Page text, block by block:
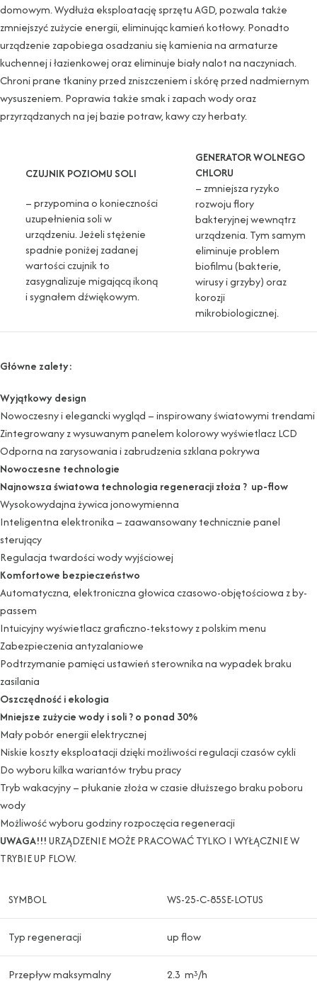
domowym. Wydłuża eksploatację sprzętu AGD, pozwala także
zmniejszyć zużycie energii, eliminując kamień kotłowy. Ponadto
urządzenie zapobiega osadzaniu się kamienia na armaturze
kuchennej i łazienkowej oraz eliminuje biały nalot na naczyniach.
Chroni prane tkaniny przed zniszczeniem i skórę przed nadmiernym
wysuszeniem. Poprawia także smak i zapach wody oraz
przyrządzanych na jej bazie potraw, kawy czy herbaty.
CZUJNIK POZIOMU SOLI
– przypomina o konieczności
uzupełnienia soli w
urządzeniu. Jeżeli stężenie
spadnie poniżej zadanej
wartości czujnik to
zasygnalizuje migającą ikoną
i sygnałem dźwiękowym.
GENERATOR WOLNEGO
CHLORU
– zmniejsza ryzyko
rozwoju flory
bakteryjnej wewnątrz
urządzenia. Tym samym
eliminuje problem
biofilmu (bakterie,
wirusy i grzyby) oraz
korozji
mikrobiologicznej.
Główne zalety:
Wyjątkowy design
Nowoczesny i elegancki wygląd – inspirowany światowymi trendami
Zintegrowany z wysuwanym panelem kolorowy wyświetlacz LCD
Odporna na zarysowania i zabrudzenia szklana pokrywa
Nowoczesne technologie
Najnowsza światowa technologia regeneracji złoża ? up-flow
Wysokowydajna żywica jonowymienna
Inteligentna elektronika – zaawansowany technicznie panel
sterujący
Regulacja twardości wody wyjściowej
Komfortowe bezpieczeństwo
Automatyczna, elektroniczna głowica czasowo-objętościowa z by-
passem
Intuicyjny wyświetlacz graficzno-tekstowy z polskim menu
Zabezpieczenia antyzalaniowe
Podtrzymanie pamięci ustawień sterownika na wypadek braku
zasilania
Oszczędność i ekologia
Mniejsze zużycie wody i soli ? o ponad 30%
Mały pobór energii elektrycznej
Niskie koszty eksploatacji dzięki możliwości regulacji czasów cykli
Do wyboru kilka wariantów trybu pracy
Tryb wakacyjny – płukanie złoża w czasie dłuższego braku poboru
wody
Możliwość wyboru godziny rozpoczęcia regeneracji
UWAGA!!!URZĄDZENIE MOŻE PRACOWAĆ TYLKO I WYŁĄCZNIE W
TRYBIE UP FLOW.
SYMBOL WS-25-C-85SE-LOTUS
Typ regeneracji up flow
Przepływ maksymalny 2.3 m3/h